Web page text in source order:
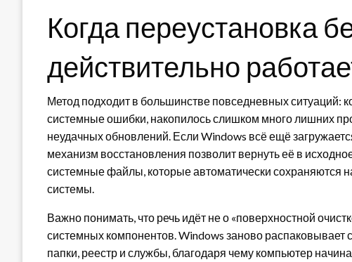
Когда переустановка
действительно
Метод подходит в большинстве повседневных ситуаций:
системные ошибки, накопилось слишком много лишних
неудачных обновлений. Если Windows всё ещё
механизм восстановления позволит вернуть её в
системные файлы, которые автоматически сохраняются
системы.
Важно понимать, что речь идёт не о «поверхностной
системных компонентов. Windows заново распаковывает
папки, реестр и службы, благодаря чему компьютер